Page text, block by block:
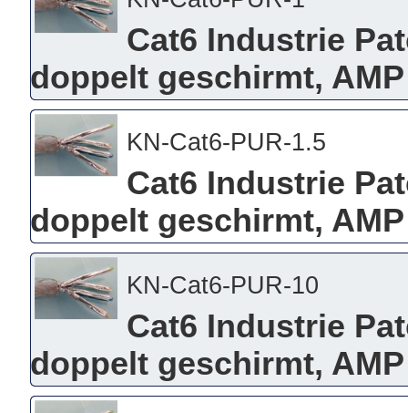
Cat6 Industrie
doppelt geschirmt,
KN-Cat6-PUR-1.5
Cat6 Industrie
doppelt geschirmt,
KN-Cat6-PUR-10
Cat6 Industrie
doppelt geschirmt,